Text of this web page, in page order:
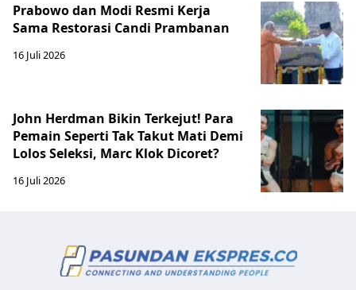
Prabowo dan Modi Resmi Kerja
Sama Restorasi Candi Prambanan
16 Juli 2026
John Herdman Bikin Terkejut! Para
Pemain Seperti Tak Takut Mati Demi
Lolos Seleksi, Marc Klok Dicoret?
16 Juli 2026